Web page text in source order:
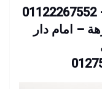
– امام دار